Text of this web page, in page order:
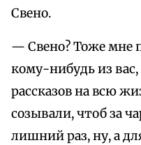
Свено.
— Свено? Тоже мне
кому-нибудь из
рассказов на всю
созывали, чтоб за
лишний раз, ну, а